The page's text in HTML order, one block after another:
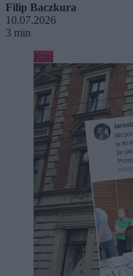
Filip Baczkura
10.07.2026
3 min
Kraj